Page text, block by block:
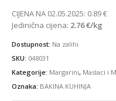
CIJENA NA 02.05.2025: 0.89€
Jedinična cijena: 2.76€/kg
Dostupnost: Na zalihi
SKU: 048031
Kategorije: Margarini, Maslaci i
Oznaka: BAKINA KUHINJA